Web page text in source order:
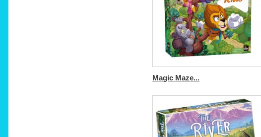
Magic Maze...